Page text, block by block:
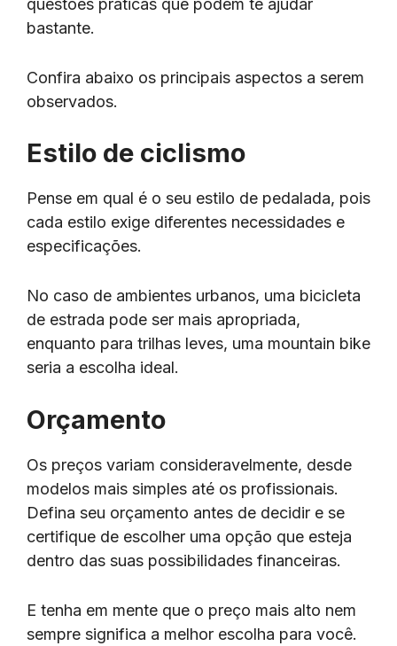
questões práticas que podem te ajudar
bastante.
Confira abaixo os principais aspectos a serem
observados.
Estilo de ciclismo
Pense em qual é o seu estilo de pedalada, pois
cada estilo exige diferentes necessidades e
especificações.
No caso de ambientes urbanos, uma bicicleta
de estrada pode ser mais apropriada,
enquanto para trilhas leves, uma mountain bike
seria a escolha ideal.
Orçamento
Os preços variam consideravelmente, desde
modelos mais simples até os profissionais.
Defina seu orçamento antes de decidir e se
certifique de escolher uma opção que esteja
dentro das suas possibilidades financeiras.
E tenha em mente que o preço mais alto nem
sempre significa a melhor escolha para você.